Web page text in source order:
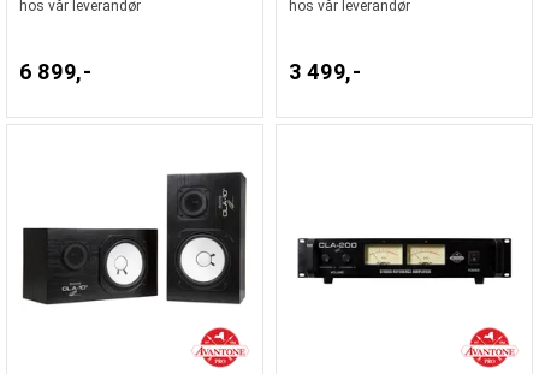
hos vår leverandør
6 899,-
hos vår leverandør
3 499,-